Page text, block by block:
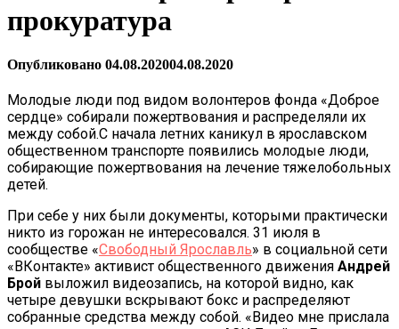
прокуратура
Опубликовано 04.08.202004.08.2020
Молодые люди под видом волонтеров фонда «Доброе
сердце» собирали пожертвования и распределяли их
между собой.С начала летних каникул в ярославском
общественном транспорте появились молодые люди,
собирающие пожертвования на лечение тяжелобольных
детей.
При себе у них были документы, которыми практически
никто из горожан не интересовался. 31 июля в
сообществе «Свободный Ярославль» в социальной сети
«ВКонтакте» активист общественного движения Андрей
Брой выложил видеозапись, на которой видно, как
четыре девушки вскрывают бокс и распределяют
собранные средства между собой. «Видео мне прислала